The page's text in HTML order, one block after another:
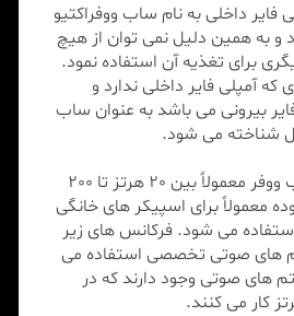
فایر داخلی به نام ساب ووفراکتیو
و به همین دلیل نمی توان از هیچ
برای تغذیه آن استفاده نمود.
آمپلی فایر داخلی ندارد و
بیرونی می باشد به عنوان ساب
شناخته می شود.
محدوده فرکانس ساب ووفر معمولاً بین 20 هرتز تا 200
معمولاً برای اسپیکر های خانگی
می شود. فرکانس های زیر
های صوتی تخصصی استفاده می
صوتی وجود دارند که در